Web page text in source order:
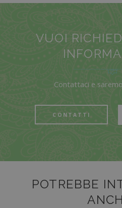
VUOI
Contattaci e
CONTATTI
POTREBBE